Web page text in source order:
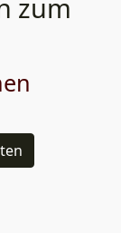
zum